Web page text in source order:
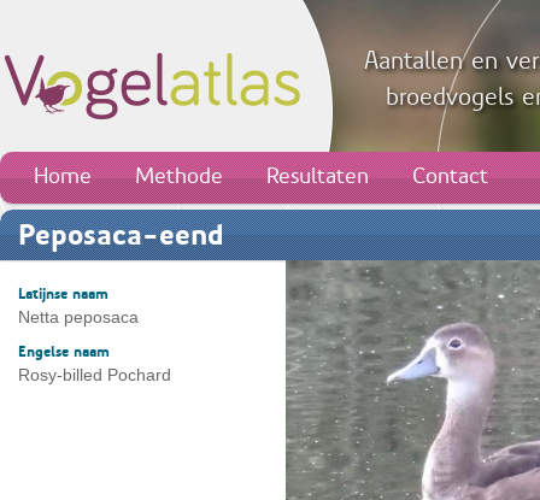
Aantallen en
broedvogels
Home Methode Resultaten Contact
Peposaca-eend
Latijnse naam
Netta peposaca
Engelse naam
Rosy-billed Pochard